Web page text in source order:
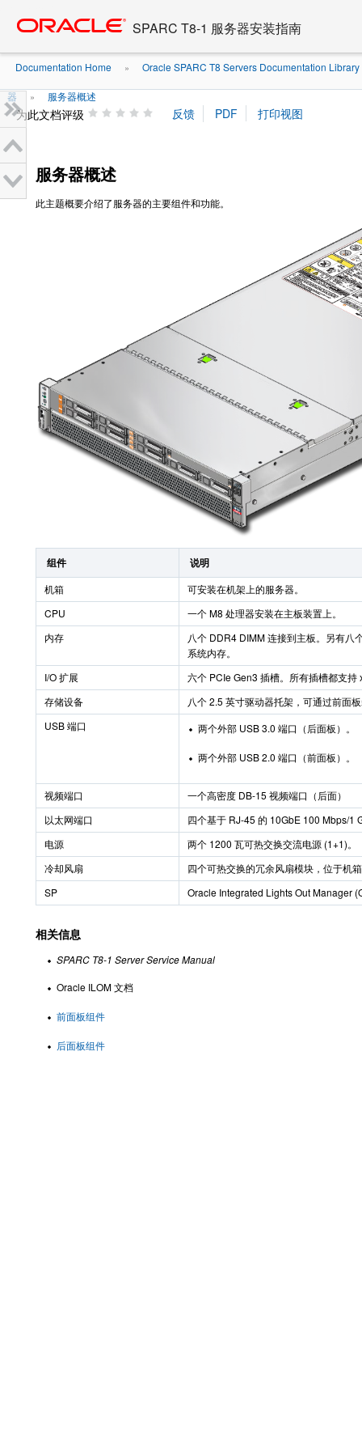
content
SPARC T8-1 服务器安装指南
Documentation Home » Oracle SPARC T8 Servers Documentation Library
器 » 服务器概述
为此文档评级
服务器概述
此主题概要介绍了服务器的主要组件和功能。
组件 说明
机箱
可安装在机架上的服务器。
CPU
一个 M8 处理器安装在主板装置上。
内存
八个 DDR4 DIMM 连接到主板。另有八
系统内存。
I/O 扩展
六个 PCIe Gen3 插槽。所有插槽都支
存储设备
八个 2.5 英寸驱动器托架，可通过前面
USB 端口
两个外部 USB 3.0 端口（后面板）。
两个外部 USB 2.0 端口（前面板）。
视频端口
一个高密度 DB-15 视频端口（后面）
以太网端口
四个基于 RJ-45 的 10GbE 100 Mbps/1
电源
两个 1200 瓦可热交换交流电源 (1+1)。
冷却风扇
四个可热交换的冗余风扇模块，位于机
SP
Oracle Integrated Lights Out Manager
相关信息
SPARC T8-1 Server Service Manual
Oracle ILOM 文档
前面板组件
后面板组件